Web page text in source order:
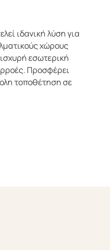
ιδανική λύση για
χώρους
εσωτερική
Προσφέρει
τοποθέτηση σε